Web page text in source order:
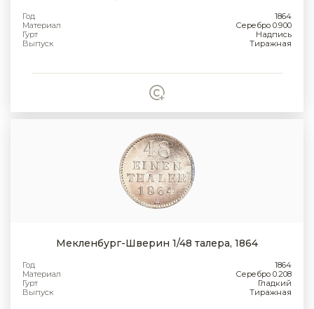
Год
1864
Материал
Серебро 0.900
Гурт
Надпись
Выпуск
Тиражная
Мекленбург-Шверин 1/48 талера, 1864
Год
1864
Материал
Серебро 0.208
Гурт
Гладкий
Выпуск
Тиражная